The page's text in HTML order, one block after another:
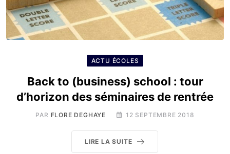
ACTU ÉCOLES
Back to (business) school : tour
d’horizon des séminaires de rentrée
PAR FLORE DEGHAYE 12 SEPTEMBRE 2018
LIRE LA SUITE